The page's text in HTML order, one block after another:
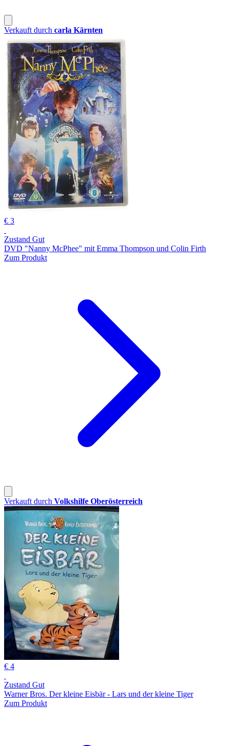
Verkauft durch carla Kärnten
€ 3
Zustand Gut
DVD "Nanny McPhee" mit Emma Thompson und Colin Firth
Zum Produkt
Verkauft durch Volkshilfe Oberösterreich
€ 4
Zustand Gut
Warner Bros. Der kleine Eisbär - Lars und der kleine Tiger
Zum Produkt